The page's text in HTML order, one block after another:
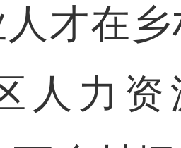
才在
人力